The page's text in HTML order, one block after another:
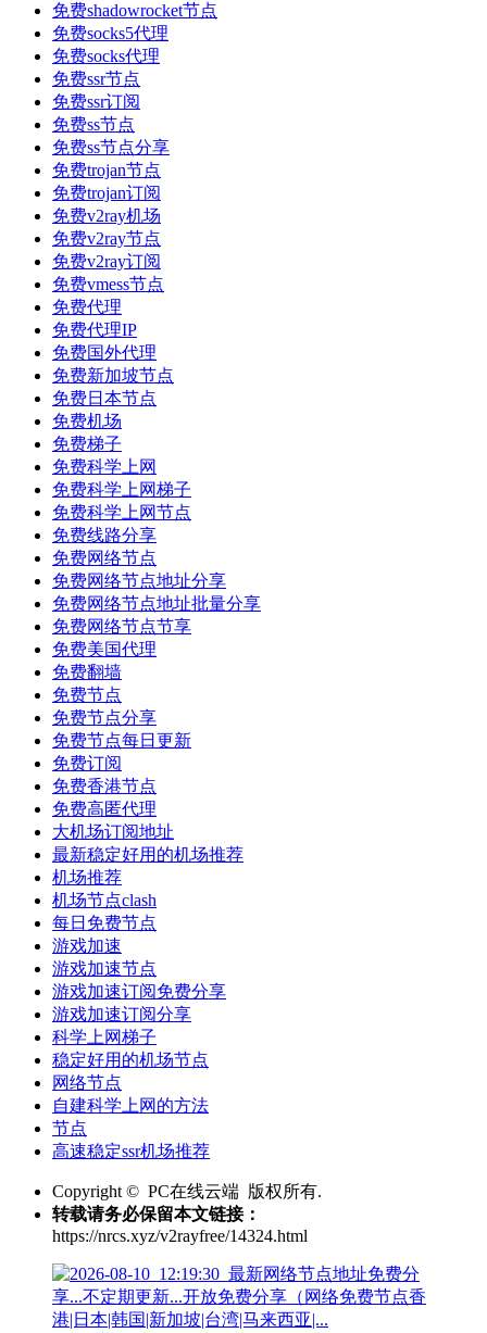
免费shadowrocket节点
免费socks5代理
免费socks代理
免费ssr节点
免费ssr订阅
免费ss节点
免费ss节点分享
免费trojan节点
免费trojan订阅
免费v2ray机场
免费v2ray节点
免费v2ray订阅
免费vmess节点
免费代理
免费代理IP
免费国外代理
免费新加坡节点
免费日本节点
免费机场
免费梯子
免费科学上网
免费科学上网梯子
免费科学上网节点
免费线路分享
免费网络节点
免费网络节点地址分享
免费网络节点地址批量分享
免费网络节点节享
免费美国代理
免费翻墙
免费节点
免费节点分享
免费节点每日更新
免费订阅
免费香港节点
免费高匿代理
大机场订阅地址
最新稳定好用的机场推荐
机场推荐
机场节点clash
每日免费节点
游戏加速
游戏加速节点
游戏加速订阅免费分享
游戏加速订阅分享
科学上网梯子
稳定好用的机场节点
网络节点
自建科学上网的方法
节点
高速稳定ssr机场推荐
Copyright © PC在线云端 版权所有.
转载请务必保留本文链接：
https://nrcs.xyz/v2rayfree/14324.html